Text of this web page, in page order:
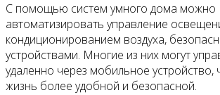
С помощью систем умного дома можно
автоматизировать управление
кондиционированием воздуха,
устройствами. Многие из них могут
удаленно через мобильное устройство,
жизнь более удобной и безопасной.